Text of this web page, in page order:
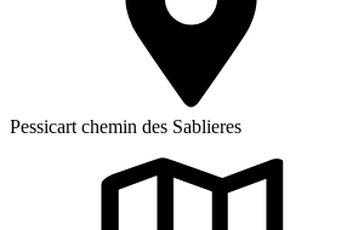
Pessicart chemin des Sablieres